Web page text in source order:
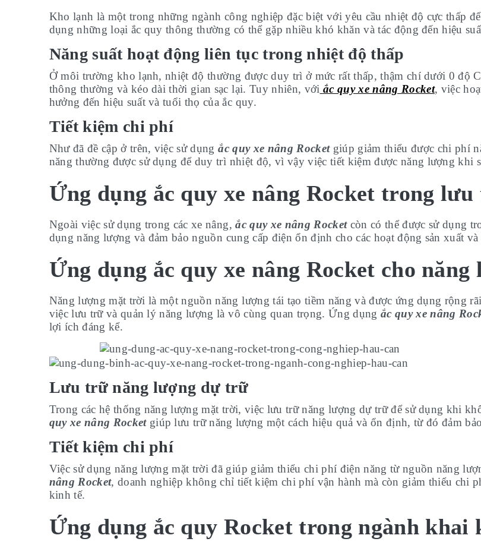
Kho lạnh là một trong những ngành công nghiệp đặc biệt với yêu cầu nhiệt độ cực thấp
dụng những loại ắc quy thông thường có thể gặp nhiều khó khăn và tác động đến hiệu
Năng suất hoạt động liên tục trong nhiệt độ thấp
Ở môi trường kho lạnh, nhiệt độ thường được duy trì ở mức rất thấp, thậm chí dưới 0 độ
thông thường và kéo dài thời gian sạc lại. Tuy nhiên, với ắc quy xe nâng Rocket, việc
hưởng đến hiệu suất và tuổi thọ của ắc quy.
Tiết kiệm chi phí
Như đã đề cập ở trên, việc sử dụng ắc quy xe nâng Rocketgiúp giảm thiểu được chi phí
năng thường được sử dụng để duy trì nhiệt độ, vì vậy việc tiết kiệm được năng lượng khi
Ứng dụng ắc quy xe nâng Rocket trong
Ngoài việc sử dụng trong các xe nâng,ắc quy xe nâng Rocketcòn có thể được sử dụng
dụng năng lượng và đảm bảo nguồn cung cấp điện ổn định cho các hoạt động sản xuất
Ứng dụng ắc quy xe nâng Rocket cho
Năng lượng mặt trời là một nguồn năng lượng tái tạo tiềm năng và được ứng dụng rộng
việc lưu trữ và quản lý năng lượng là vô cùng quan trọng. Ứng dụng ắc quy xe nâng
lợi ích đáng kể.
Lưu trữ năng lượng dự trữ
Trong các hệ thống năng lượng mặt trời, việc lưu trữ năng lượng dự trữ để sử dụng khi
quy xe nâng Rocketgiúp lưu trữ năng lượng một cách hiệu quả và ổn định, từ đó đảm
Tiết kiệm chi phí
Việc sử dụng năng lượng mặt trời đã giúp giảm thiểu chi phí điện năng từ nguồn năng
nâng Rocket, doanh nghiệp không chỉ tiết kiệm chi phí vận hành mà còn giảm thiểu chi
kinh tế.
Ứng dụng ắc quy Rocket trong ngành khai